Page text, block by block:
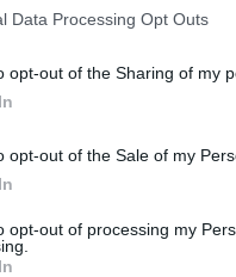
Data Processing Opt Outs
opt-out of the Sharing of my
opt-out of the Sale of my
opt-out of processing my
che mescola
non solo come
tensioni della